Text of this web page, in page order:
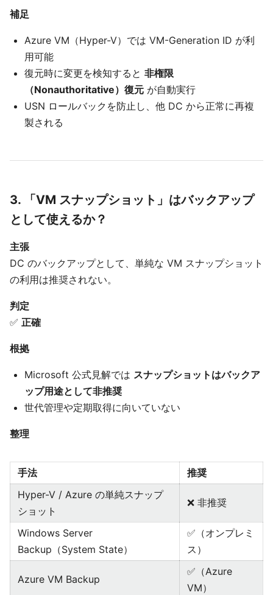
補足
Azure VM（Hyper-V）では VM-Generation ID が利
用可能
復元時に変更を検知すると 非権限
（Nonauthoritative）復元 が自動実行
USN ロールバックを防止し、他 DC から正常に再複
製される
3. 「VM スナップショット」はバックアップ
として使えるか？
主張
DC のバックアップとして、単純な VM スナップショット
の利用は推奨されない。
判定
✅ 正確
根拠
Microsoft 公式見解では スナップショットはバックア
ップ用途として非推奨
世代管理や定期取得に向いていない
整理
手法
推奨
Hyper-V / Azure の単純スナップ
ショット
❌ 非推奨
Windows Server
Backup（System State）
✅（オンプレミ
ス）
Azure VM Backup
✅（Azure
VM）